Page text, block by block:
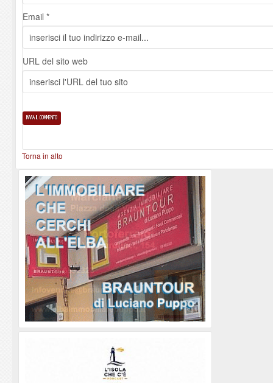
Email *
URL del sito web
Torna in alto